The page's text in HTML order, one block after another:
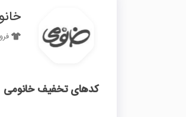
کدهای تخفیف خانومی